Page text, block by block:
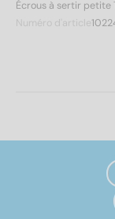
Écrous à sertir petite
Numéro d'article